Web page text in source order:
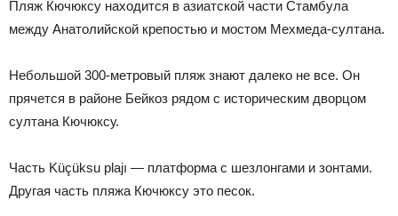
Пляж Кючюксу находится в азиатской части Стамбула
между Анатолийской крепостью и мостом Мехмеда-султана.
Небольшой 300-метровый пляж знают далеко не все. Он
прячется в районе Бейкоз рядом с историческим дворцом
султана Кючюксу.
Часть Küçüksu plajı — платформа с шезлонгами и зонтами.
Другая часть пляжа Кючюксу это песок.